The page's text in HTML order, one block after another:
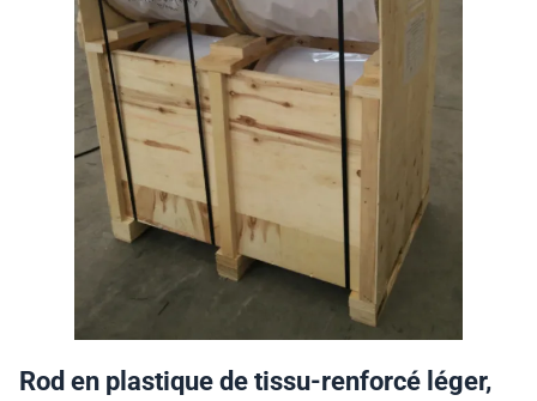
Rod en plastique de tissu-renforcé léger,